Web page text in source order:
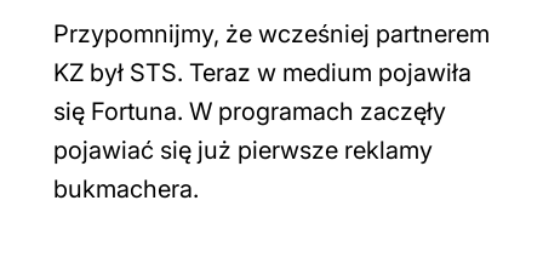
Przypomnijmy, że wcześniej partnerem
KZ był STS. Teraz w medium pojawiła
się Fortuna. W programach zaczęły
pojawiać się już pierwsze reklamy
bukmachera.